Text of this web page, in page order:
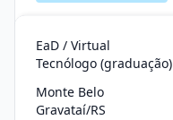
EaD / Virtual
Tecnólogo (graduação)
Monte Belo
Gravataí/RS